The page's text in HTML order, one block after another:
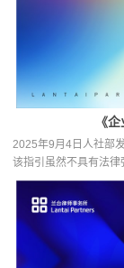
《
2025年9月4日人社部
该指引虽然不具有法